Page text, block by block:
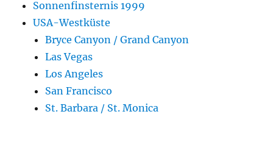
Sonnenfinsternis 1999
USA-Westküste
Bryce Canyon / Grand Canyon
Las Vegas
Los Angeles
San Francisco
St. Barbara / St. Monica